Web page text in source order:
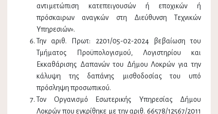
αντιμετώπιση κατεπειγουσών ή εποχικών ή
πρόσκαιρων αναγκών στη Διεύθυνση Τεχνικών
Υπηρεσιών».
Την αριθ. Πρωτ: 2201/05-02-2024 βεβαίωση του
Τμήματος Προϋπολογισμού, Λογιστηρίου και
Εκκαθάρισης Δαπανών του Δήμου Λοκρών για την
κάλυψη της δαπάνης μισθοδοσίας του υπό
πρόσληψη προσωπικού.
Τον Οργανισμό Εσωτερικής Υπηρεσίας Δήμου
Λοκρών που εγκρίθηκε με την αριθ. 66578/12567/2011